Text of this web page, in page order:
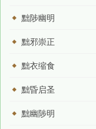
黜陟幽明
黜邪崇正
黜衣缩食
黜昏启圣
黜幽陟明